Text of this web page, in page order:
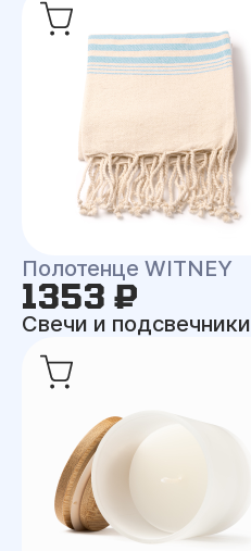
Полотенце WITNEY
1353 ₽
Свечи и подсвечники